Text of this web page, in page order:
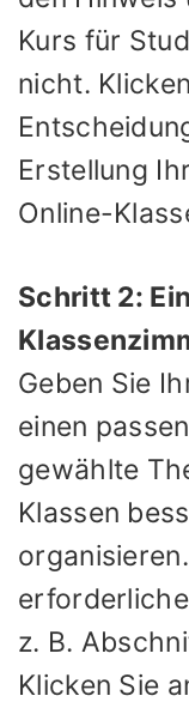
Kurs für
nicht.
Erstellung
Online-
Schritt 2:
Geben Sie
einen
gewählte
Klassen
z. B.
Klicken Sie